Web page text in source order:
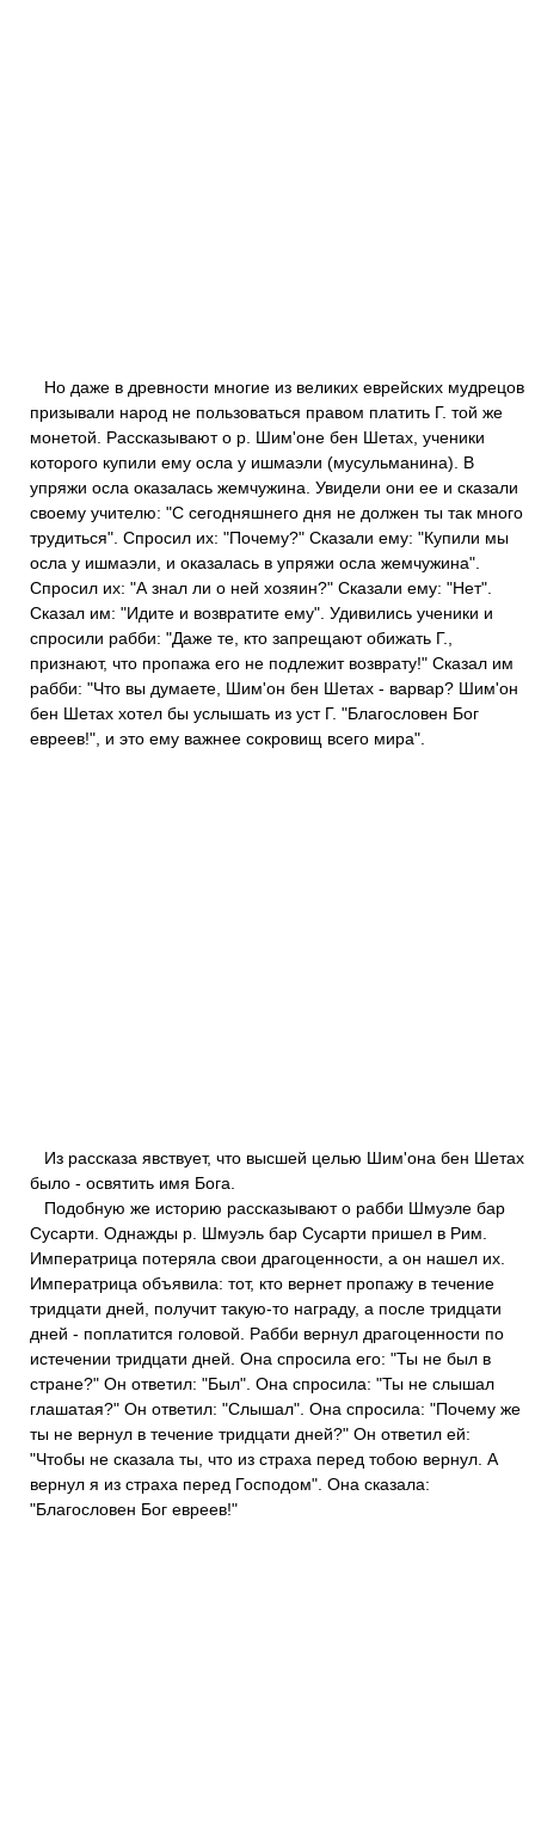
Но даже в древности многие из великих еврейских мудрецов
призывали народ не пользоваться правом платить Г. той же
монетой. Рассказывают о р. Шим'оне бен Шетах, ученики
которого купили ему осла у ишмаэли (мусульманина). В
упряжи осла оказалась жемчужина. Увидели они ее и сказали
своему учителю: "С сегодняшнего дня не должен ты так много
трудиться". Спросил их: "Почему?" Сказали ему: "Купили мы
осла у ишмаэли, и оказалась в упряжи осла жемчужина".
Спросил их: "А знал ли о ней хозяин?" Сказали ему: "Нет".
Сказал им: "Идите и возвратите ему". Удивились ученики и
спросили рабби: "Даже те, кто запрещают обижать Г.,
признают, что пропажа его не подлежит возврату!" Сказал им
рабби: "Что вы думаете, Шим'он бен Шетах - варвар? Шим'он
бен Шетах хотел бы услышать из уст Г. "Благословен Бог
евреев!", и это ему важнее сокровищ всего мира".
Из рассказа явствует, что высшей целью Шим'она бен Шетах
было - освятить имя Бога.
Подобную же историю рассказывают о рабби Шмуэле бар
Сусарти. Однажды р. Шмуэль бар Сусарти пришел в Рим.
Императрица потеряла свои драгоценности, а он нашел их.
Императрица объявила: тот, кто вернет пропажу в течение
тридцати дней, получит такую-то награду, а после тридцати
дней - поплатится головой. Рабби вернул драгоценности по
истечении тридцати дней. Она спросила его: "Ты не был в
стране?" Он ответил: "Был". Она спросила: "Ты не слышал
глашатая?" Он ответил: "Слышал". Она спросила: "Почему же
ты не вернул в течение тридцати дней?" Он ответил ей:
"Чтобы не сказала ты, что из страха перед тобою вернул. А
вернул я из страха перед Господом". Она сказала:
"Благословен Бог евреев!"